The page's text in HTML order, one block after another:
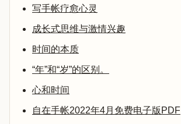
写手帐疗愈心灵
成长式思维与激情兴趣
时间的本质
“年”和“岁”的区别。
心和时间
自在手帐2022年4月免费电子版PDF